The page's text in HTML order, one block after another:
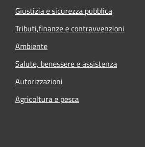
Giustizia e sicurezza pubblica
Tributi,finanze e contravvenzioni
Ambiente
Salute, benessere e assistenza
Autorizzazioni
Agricoltura e pesca